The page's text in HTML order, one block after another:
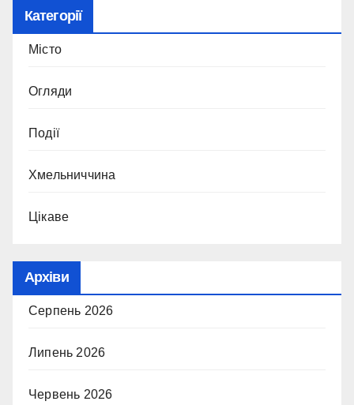
Категорії
Місто
Огляди
Події
Хмельниччина
Цікаве
Архіви
Серпень 2026
Липень 2026
Червень 2026